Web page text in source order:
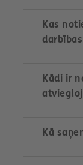
Kas
Kādi ir
Kā